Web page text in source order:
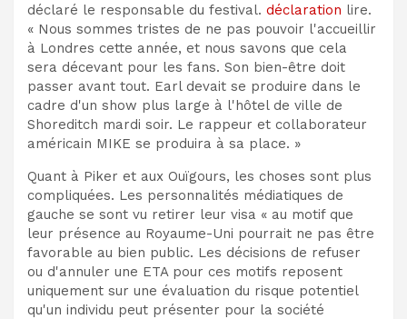
déclaré le responsable du festival. déclaration lire.
« Nous sommes tristes de ne pas pouvoir l'accueillir
à Londres cette année, et nous savons que cela
sera décevant pour les fans. Son bien-être doit
passer avant tout. Earl devait se produire dans le
cadre d'un show plus large à l'hôtel de ville de
Shoreditch mardi soir. Le rappeur et collaborateur
américain MIKE se produira à sa place. »
Quant à Piker et aux Ouïgours, les choses sont plus
compliquées. Les personnalités médiatiques de
gauche se sont vu retirer leur visa « au motif que
leur présence au Royaume-Uni pourrait ne pas être
favorable au bien public. Les décisions de refuser
ou d'annuler une ETA pour ces motifs reposent
uniquement sur une évaluation du risque potentiel
qu'un individu peut présenter pour la société